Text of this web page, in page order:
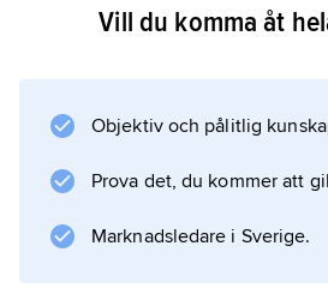
Badajoz består till stor del
Med hjälp av konstbevattning
majs, ris, tomater och vissa
Vidare odlas förutom oliver
solrosor, vete och vin.
Vill du komma åt
Objektiv och pålitlig
Prova det, du kommer att
Marknadsledare i Sverige.